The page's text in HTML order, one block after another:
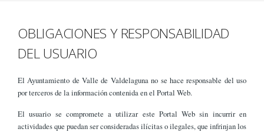
OBLIGACIONES Y RESPONSABILIDAD
DEL USUARIO
El Ayuntamiento de Valle de Valdelaguna no se hace responsable del uso
por terceros de la información contenida en el Portal Web.
El usuario se compromete a utilizar este Portal Web sin incurrir en
actividades que puedan ser consideradas ilícitas o ilegales, que infrinjan los